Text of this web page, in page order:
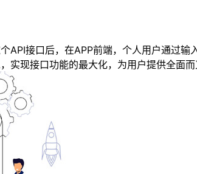
接口后，在APP前端，个人用户通过输
现接口功能的最大化，为用户提供全面而